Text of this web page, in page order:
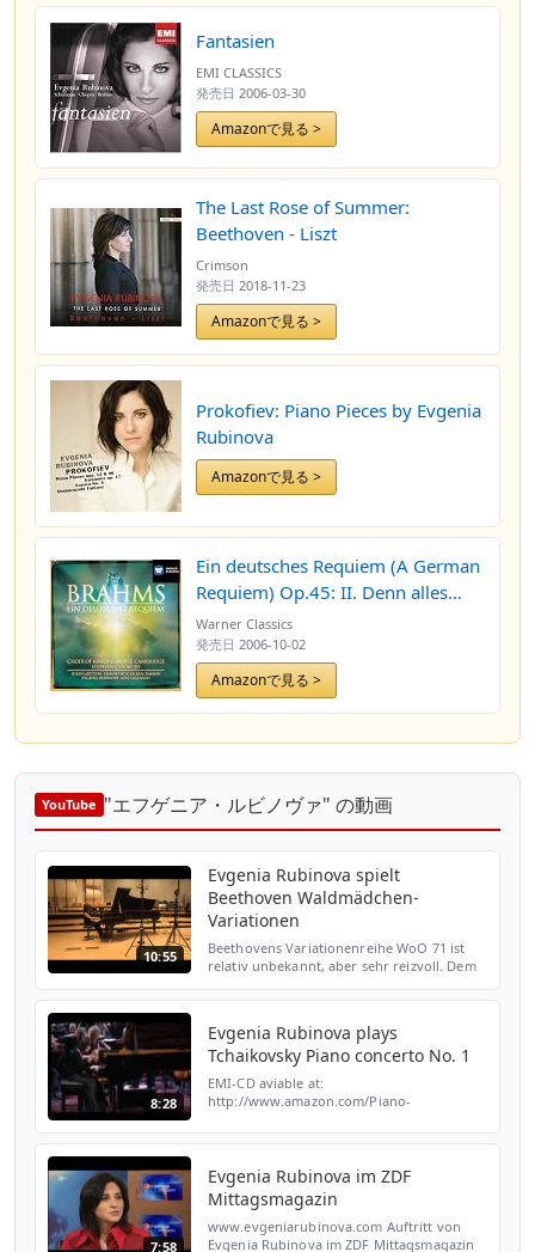
Fantasien
EMI CLASSICS
発売日 2006-03-30
Amazonで見る >
The Last Rose of Summer:
Beethoven - Liszt
Crimson
発売日 2018-11-23
Amazonで見る >
Prokofiev: Piano Pieces by Evgenia
Rubinova
Amazonで見る >
Ein deutsches Requiem (A German
Requiem) Op.45: II. Denn alles
Fleisch es ist wie Gras (Langsam,
marschmässig)
Warner Classics
発売日 2006-10-02
Amazonで見る >
YouTube "エフゲニア・ルビノヴァ" の動画
10:55
Evgenia Rubinova spielt
Beethoven Waldmädchen-
Variationen
Beethovens Variationenreihe WoO 71 ist
relativ unbekannt, aber sehr reizvoll. Dem
8:28
Evgenia Rubinova plays
Tchaikovsky Piano concerto No. 1
EMI-CD aviable at:
http://www.amazon.com/Piano-
Evgenia Rubinova plays Tchaikovsky Pia...
7:58
Evgenia Rubinova im ZDF
Mittagsmagazin
www.evgeniarubinova.com Auftritt von
Evgenia Rubinova im ZDF Mittagsmagazin